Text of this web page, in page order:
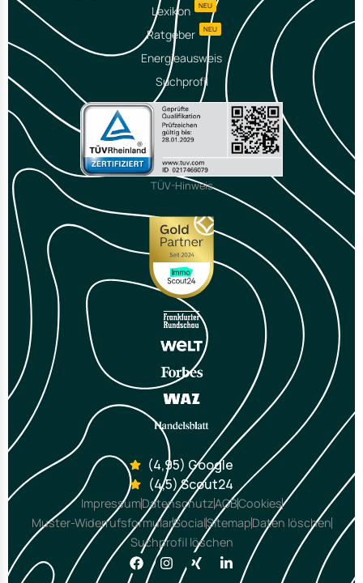
Lexikon NEU
Ratgeber NEU
Energieausweis
Suchprofil
TÜV-Hinweis
(4,95) Google
(4,5) Scout24
ImpressumDatenschutzAGBCookies
Muster-WiderrufsformularSocialSitemapDaten löschen
Suchprofil löschen